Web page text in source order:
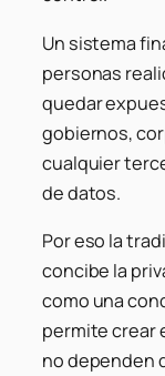
Un sistema
personas
quedar
gobiernos,
cualquier
de datos.
Por eso la
concibe la
como una
permite crear
no dependen